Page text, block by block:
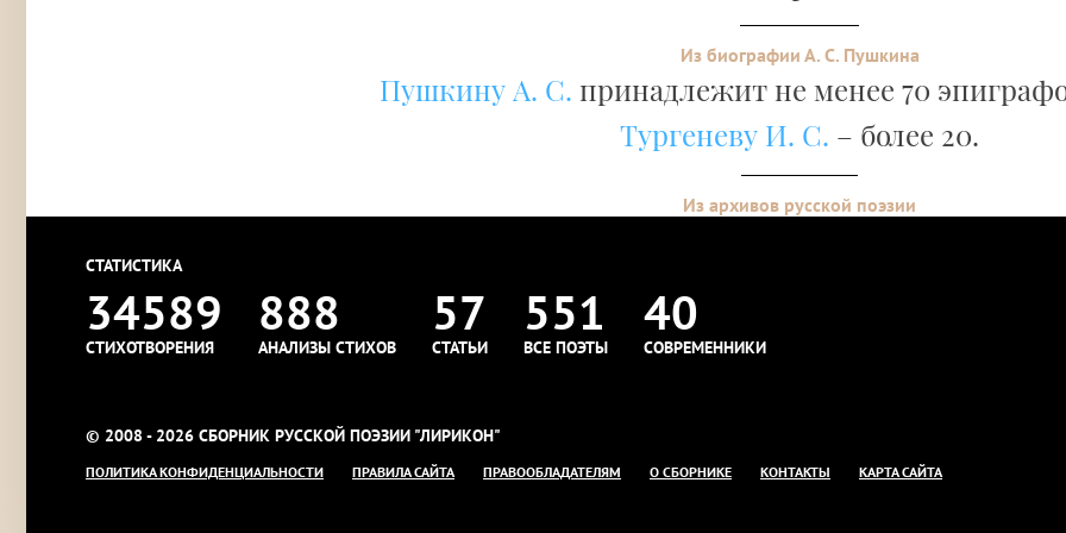
Из биографии А. С. Пушкина
Пушкину А. С. принадлежит не менее 70
Тургеневу И. С. – более 20.
Из архивов русской поэзии
СТАТИСТИКА
34589
СТИХОТВОРЕНИЯ
888
АНАЛИЗЫ СТИХОВ
57
СТАТЬИ
551
ВСЕ ПОЭТЫ
40
СОВРЕМЕННИКИ
© 2008 - 2026 СБОРНИК РУССКОЙ ПОЭЗИИ "ЛИРИКОН"
ПОЛИТИКА КОНФИДЕНЦИАЛЬНОСТИ ПРАВИЛА САЙТА ПРАВООБЛАДАТЕЛЯМ О СБОРНИКЕ КОНТАКТЫ КАРТА САЙТА